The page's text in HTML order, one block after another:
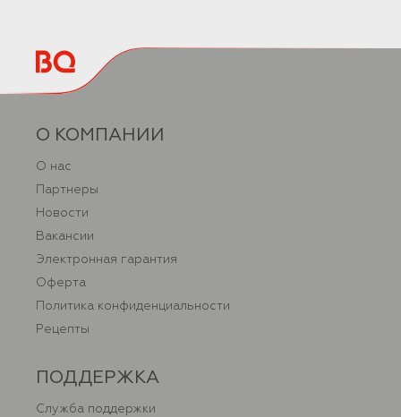
О КОМПАНИИ
О нас
Партнеры
Новости
Вакансии
Электронная гарантия
Оферта
Политика конфиденциальности
Рецепты
ПОДДЕРЖКА
Служба поддержки